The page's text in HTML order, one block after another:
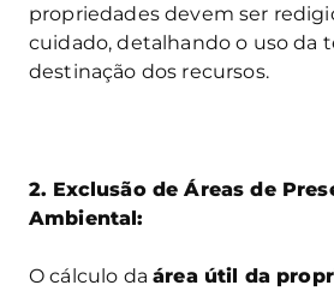
propriedades devem ser
cuidado, detalhando o uso da
destinação dos recursos.
2. Exclusão de Áreas de
Ambiental:
O cálculo daárea útil da